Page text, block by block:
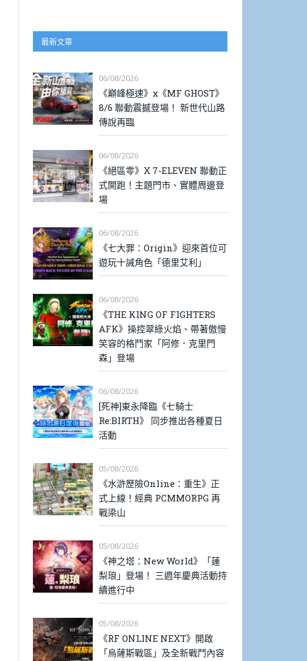
最新文章
06/08/2026
《巔峰極速》x《MF GHOST》
8/6 聯動震撼登場！ 新世代山路
傳說再臨
06/08/2026
《絕區零》X 7-ELEVEN 聯動正
式開跑！主題門市、實體周邊登
場
06/08/2026
《七大罪：Origin》迎來首位可
遊玩十誡角色「德里艾利」
06/08/2026
《THE KING OF FIGHTERS
AFK》操控翠綠火焰、帶著傲慢
笑容的格鬥家「阿修．克里門
森」登場
06/08/2026
[死神]東永降臨《七騎士
Re:BIRTH》 同步推出各種夏日
活動
05/08/2026
《水滸歷險Online：重生》正
式上線！經典 PCMMORPG 再
戰梁山
05/08/2026
《神之塔：New World》「蓮
梨琅」登場！ 三週年慶典活動持
續進行中
05/08/2026
《RF ONLINE NEXT》開啟
「烏薩斯戰區」及全新戰鬥內容